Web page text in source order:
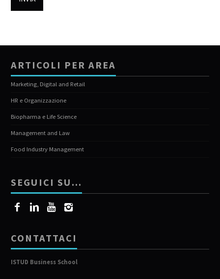
ARTICOLI PER AREA
Marketing, Digital and Retail
HR e Organizzazione
Biopharma e Life Science
Management and Law
Food Industry Management
SEGUICI SU…
CONTATTACI
ISTUD Business School